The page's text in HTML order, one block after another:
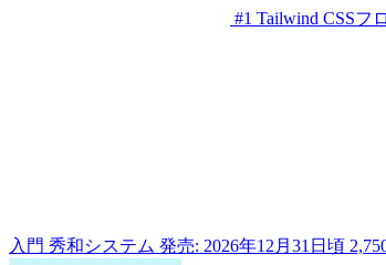
#1 Tailwind CSSフ
入門 秀和システム 発売: 2026年12月31日頃